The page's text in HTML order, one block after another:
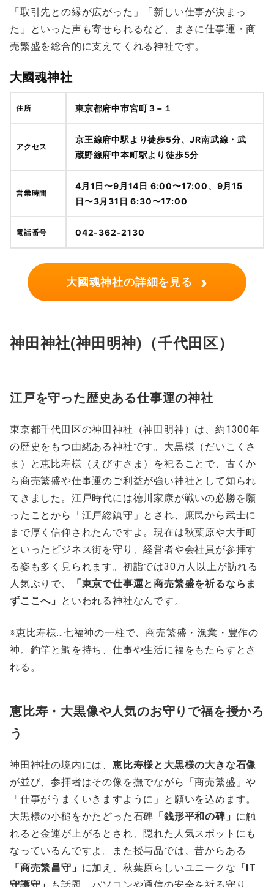
「取引先との縁が広がった」「新しい仕事が決まっ
た」といった声も寄せられるなど、まさに仕事運・商
売繁盛を総合的に支えてくれる神社です。
大國魂神社
住所 東京都府中市宮町３−１
アクセス
京王線府中駅より徒歩5分、JR南武線・武
蔵野線府中本町駅より徒歩5分
営業時間
4月1日〜9月14日 6:00〜17:00、9月15
日〜3月31日 6:30〜17:00
電話番号 042-362-2130
大國魂神社の詳細を見る ›
神田神社(神田明神)（千代田区）
江戸を守った歴史ある仕事運の神社
東京都千代田区の神田神社（神田明神）は、約1300年
の歴史をもつ由緒ある神社です。大黒様（だいこくさ
ま）と恵比寿様（えびすさま）を祀ることで、古くか
ら商売繁盛や仕事運のご利益が強い神社として知られ
てきました。江戸時代には徳川家康が戦いの必勝を願
ったことから「江戸総鎮守」とされ、庶民から武士に
まで厚く信仰されたんですよ。現在は秋葉原や大手町
といったビジネス街を守り、経営者や会社員が参拝す
る姿も多く見られます。初詣では30万人以上が訪れる
人気ぶりで、
「東京で仕事運と商売繁盛を祈るならま
ずここへ」
といわれる神社なんです。
※恵比寿様…七福神の一柱で、商売繁盛・漁業・豊作の
神。釣竿と鯛を持ち、仕事や生活に福をもたらすとさ
れる。
恵比寿・大黒像や人気のお守りで福を授かろ
う
神田神社の境内には、 恵比寿様と大黒様の大きな石像
が並び、参拝者はその像を撫でながら「商売繁盛」や
「仕事がうまくいきますように」と願いを込めます。
大黒様の小槌をかたどった石碑 「銭形平和の碑」 に触
れると金運が上がるとされ、隠れた人気スポットにも
なっているんですよ。また授与品では、昔からある
「商売繁昌守」 に加え、秋葉原らしいユニークな 「IT